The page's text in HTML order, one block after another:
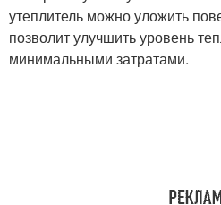
утеплитель можно уложить
позволит улучшить уровень
минимальными затратами.